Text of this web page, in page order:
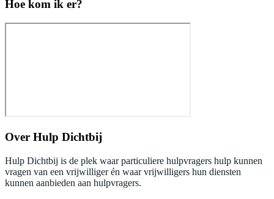
Hoe kom ik er?
Over Hulp Dichtbij
Hulp Dichtbij is de plek waar particuliere hulpvragers hulp kunnen
vragen van een vrijwilliger én waar vrijwilligers hun diensten
kunnen aanbieden aan hulpvragers.